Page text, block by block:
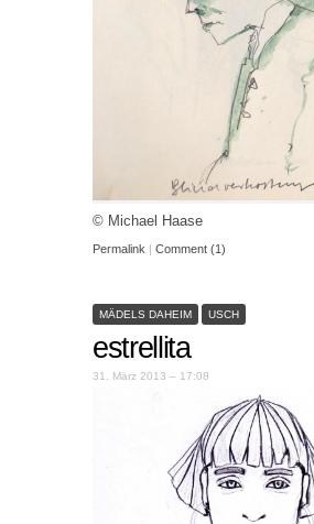
© Michael Haase
Permalink Comment (1)
MÄDELS DAHEIM USCH
estrellita
31. März 2013 – 17:08